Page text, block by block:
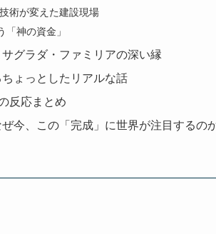
術が変えた建設現場
「神の資金」
グラダ・ファミリアの深い縁
ちょっとしたリアルな話
反応まとめ
今、この「完成」に世界が注目するの